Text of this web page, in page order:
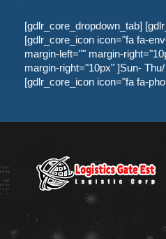
[gdlr_core_dropdown_tab]
[gdlr_core_icon icon="fa fa-
margin-left="" margin-
margin-right="10px" ]Sun-
[gdlr_core_icon icon="fa fa-